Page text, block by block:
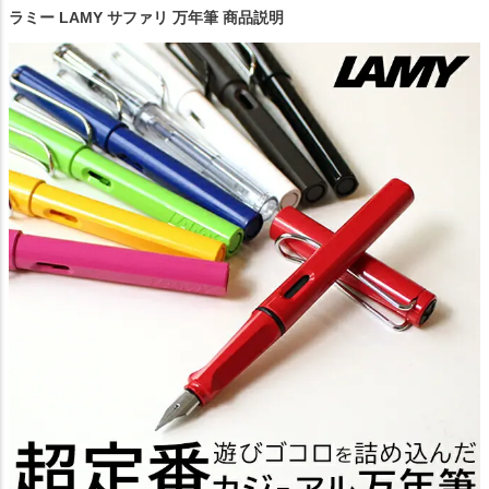
ラミー LAMY サファリ 万年筆 商品説明